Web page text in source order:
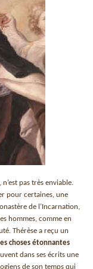
pas très enviable.
pour certaines, une
de l’Incarnation,
hommes, comme en
Thérèse a reçu un
choses étonnantes
dans ses écrits une
de son temps qui